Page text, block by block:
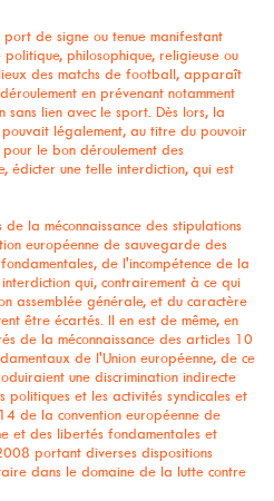
de signe ou tenue manifestant
philosophique, religieuse ou
des matchs de football, apparaît
en prévenant notamment
lien avec le sport. Dès lors, la
légalement, au titre du pouvoir
le bon déroulement des
édicter une telle interdiction, qui est
la méconnaissance des stipulations
européenne de sauvegarde des
de l'incompétence de la
qui, contrairement à ce qui
assemblée générale, et du caractère
être écartés. Il en est de même, en
de la méconnaissance des articles 10
de l'Union européenne, de ce
une discrimination indirecte
politiques et les activités syndicales et
de la convention européenne de
et des libertés fondamentales et
portant diverses dispositions
dans le domaine de la lutte contre